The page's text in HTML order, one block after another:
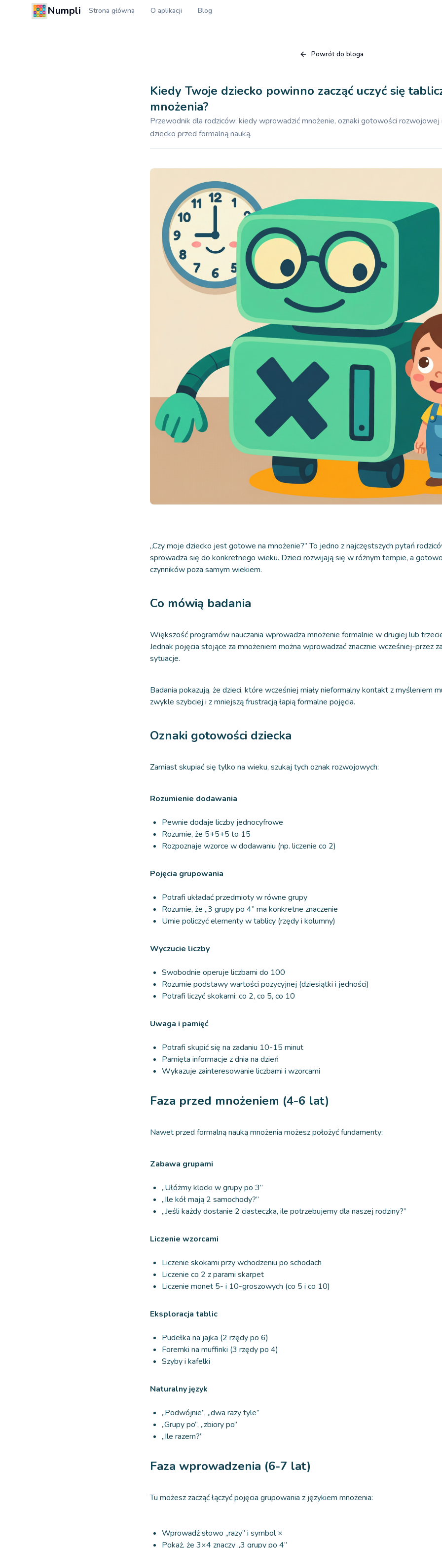
Numpli Strona główna O aplikacji Blog
Powrót do bloga
Kiedy Twoje dziecko powinno zacząć uczyć się
mnożenia?
Przewodnik dla rodziców: kiedy wprowadzić mnożenie, oznaki gotowości
dziecko przed formalną nauką.
„Czy moje dziecko jest gotowe na mnożenie?” To jedno z najczęstszych pytań
sprowadza się do konkretnego wieku. Dzieci rozwijają się w różnym tempie, a
czynników poza samym wiekiem.
Co mówią badania
Większość programów nauczania wprowadza mnożenie formalnie w drugiej lub
Jednak pojęcia stojące za mnożeniem można wprowadzać znacznie wcześniej-przez
sytuacje.
Badania pokazują, że dzieci, które wcześniej miały nieformalny kontakt z myśleniem
zwykle szybciej i z mniejszą frustracją łapią formalne pojęcia.
Oznaki gotowości dziecka
Zamiast skupiać się tylko na wieku, szukaj tych oznak rozwojowych:
Rozumienie dodawania
Pewnie dodaje liczby jednocyfrowe
Rozumie, że 5+5+5 to 15
Rozpoznaje wzorce w dodawaniu (np. liczenie co 2)
Pojęcia grupowania
Potrafi układać przedmioty w równe grupy
Rozumie, że „3 grupy po 4” ma konkretne znaczenie
Umie policzyć elementy w tablicy (rzędy i kolumny)
Wyczucie liczby
Swobodnie operuje liczbami do 100
Rozumie podstawy wartości pozycyjnej (dziesiątki i jedności)
Potrafi liczyć skokami: co 2, co 5, co 10
Uwaga i pamięć
Potrafi skupić się na zadaniu 10-15 minut
Pamięta informacje z dnia na dzień
Wykazuje zainteresowanie liczbami i wzorcami
Faza przed mnożeniem (4-6 lat)
Nawet przed formalną nauką mnożenia możesz położyć fundamenty:
Zabawa grupami
„Ułóżmy klocki w grupy po 3”
„Ile kół mają 2 samochody?”
„Jeśli każdy dostanie 2 ciasteczka, ile potrzebujemy dla naszej rodziny?”
Liczenie wzorcami
Liczenie skokami przy wchodzeniu po schodach
Liczenie co 2 z parami skarpet
Liczenie monet 5- i 10-groszowych (co 5 i co 10)
Eksploracja tablic
Pudełka na jajka (2 rzędy po 6)
Foremki na muffinki (3 rzędy po 4)
Szyby i kafelki
Naturalny język
„Podwójnie”, „dwa razy tyle”
„Grupy po”, „zbiory po”
„Ile razem?”
Faza wprowadzenia (6-7 lat)
Tu możesz zacząć łączyć pojęcia grupowania z językiem mnożenia:
Wprowadź słowo „razy” i symbol ×
Pokaż, że 3×4 znaczy „3 grupy po 4”